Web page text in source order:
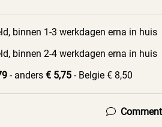
binnen 1-3 werkdagen erna in huis
binnen 2-4 werkdagen erna in huis
- anders € 5,75 - Belgie € 8,50
Comment